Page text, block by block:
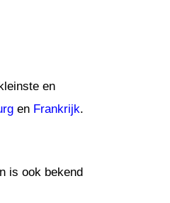
en
en Frankrijk.
is ook bekend